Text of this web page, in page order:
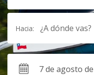
Hacia: ¿A dónde vas?